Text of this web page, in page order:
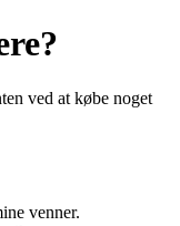
ved at købe noget
venner.